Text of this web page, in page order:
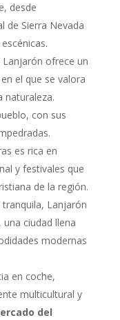
desde
de Sierra Nevada
Lanjarón ofrece un
el que se valora
naturaleza.
con sus
es rica en
y festivales que
de la región.
tranquila, Lanjarón
ciudad llena
modernas
en coche,
multicultural y
del